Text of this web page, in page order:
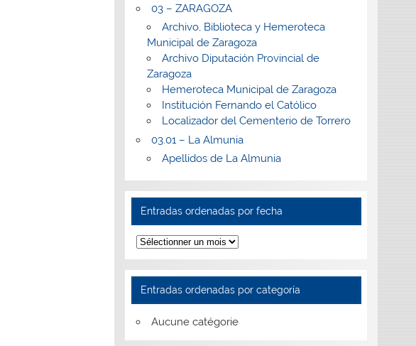
03 – ZARAGOZA
Archivo, Biblioteca y Hemeroteca
Municipal de Zaragoza
Archivo Diputación Provincial de
Zaragoza
Hemeroteca Municipal de Zaragoza
Institución Fernando el Católico
Localizador del Cementerio de Torrero
03.01 – La Almunia
Apellidos de La Almunia
Entradas ordenadas por fecha
Entradas
ordenadas
por
fecha
Entradas ordenadas por categoría
Aucune catégorie